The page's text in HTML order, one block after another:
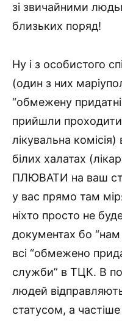
зі звичайними
близьких поряд!
Ну і з особистого
(один з них
“обмежену
прийшли
лікувальна
білих халатах
ПЛЮВАТИ на ваш
у вас прямо там
ніхто просто не
документах бо “нам
всі “обмежено
служби” в ТЦК. В
людей
статусом, а